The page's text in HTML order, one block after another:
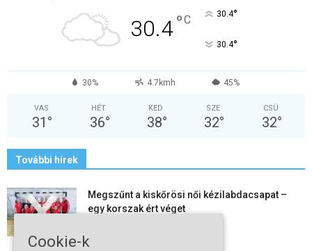
30.4°C 30.4°
30.4°
30% 4.7kmh 45%
VAS
31 °
HÉT
36°
KED
38°
SZE
32°
CSÜ
32°
További hírek
Megszűnt a kiskőrösi női kézilabdacsapat –
egy korszak ért véget
Cookie-k